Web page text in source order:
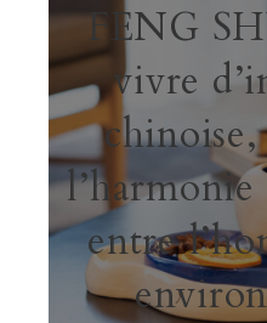
FENG
vivre
entre